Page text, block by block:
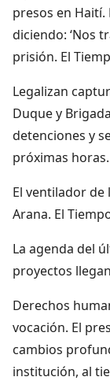
presos en Haití.
diciendo: ‘Nos
prisión. El
Legalizan
Duque y
detenciones y
próximas
El ventilador
Arana. El
La agenda del
proyectos
Derechos
vocación. El
cambios
institución, al